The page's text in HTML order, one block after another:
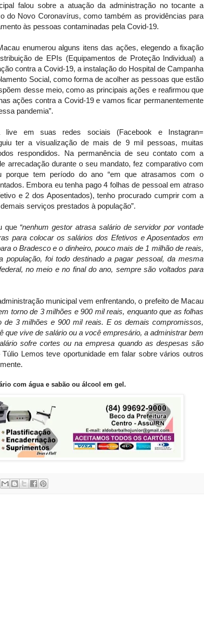
falou sobre a atuação da administração no tocante a
do Novo Coronavírus, como também as providências para
às pessoas contaminadas pela Covid-19.
enumerou alguns itens das ações, elegendo a fixação
de EPIs (Equipamentos de Proteção Individual) a
contra a Covid-19, a instalação do Hospital de Campanha
Social, como forma de acolher as pessoas que estão
desse meio, como as principais ações e reafirmou que
ações contra a Covid-19 e vamos ficar permanentemente
pandemia”.
em suas redes sociais (Facebook e Instagran=
ter a visualização de mais de 9 mil pessoas, muitas
respondidos. Na permanência de seu contato com a
arrecadação durante o seu mandato, fez comparativo com
porque tem período do ano “em que atrasamos com o
Embora eu tenha pago 4 folhas de pessoal em atraso
e 2 dos Aposentados), tenho procurado cumprir com a
serviços prestados à população”.
que “nenhum gestor atrasa salário de servidor por vontade
para colocar os salários dos Efetivos e Aposentados em
o Bradesco e o dinheiro, pouco mais de 1 milhão de reais,
foi todo destinado a pagar pessoal, da mesma
no meio e no final do ano, sempre são voltados para
municipal vem enfrentando, o prefeito de Macau
torno de 3 milhões e 900 mil reais, enquanto que as folhas
3 milhões e 900 mil reais. E os demais compromissos,
vive de salário ou a você empresário, a administrar bem
sofre cortes ou na empresa quando as despesas são
Lemos teve oportunidade em falar sobre vários outros
com água e sabão ou álcool em gel.